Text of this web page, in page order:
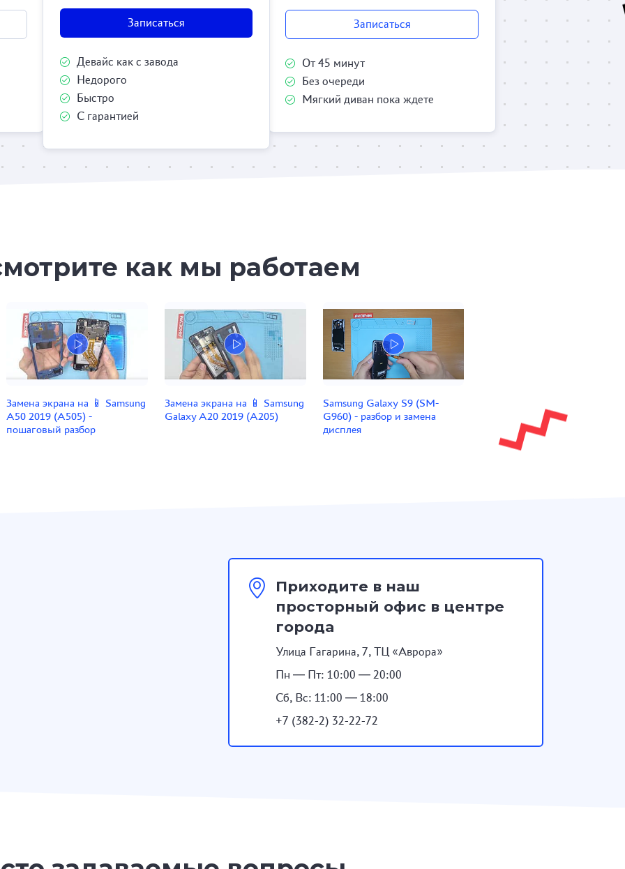
Записаться
Девайс как с завода
Недорого
Быстро
С гарантией
Записаться
От 45 минут
Без очереди
Мягкий диван пока ждете
как мы работаем
Замена экрана на 📱 Samsung
A50 2019 (A505) -
пошаговый разбор
Замена экрана на 📱 Samsung
Galaxy A20 2019 (A205)
Samsung Galaxy S9 (SM-
G960) - разбор и замена
дисплея
Приходите в наш
просторный офис в центре
города
Улица Гагарина, 7, ТЦ «Аврора»
Пн — Пт: 10:00 — 20:00
Сб, Вс: 11:00 — 18:00
+7 (382-2) 32-22-72